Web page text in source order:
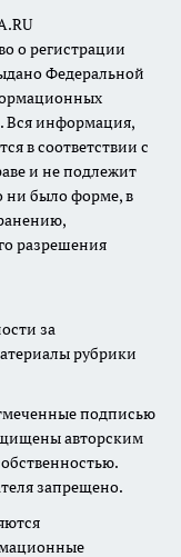
о регистрации
Федеральной
Вся информация,
в соответствии с
и не подлежит
ни было форме, в
разрешения
за
рубрики
подписью
авторским
запрещено.